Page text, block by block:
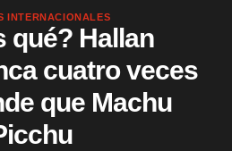
INTERNACIONALES
qué? Hallan
cuatro veces
que Machu